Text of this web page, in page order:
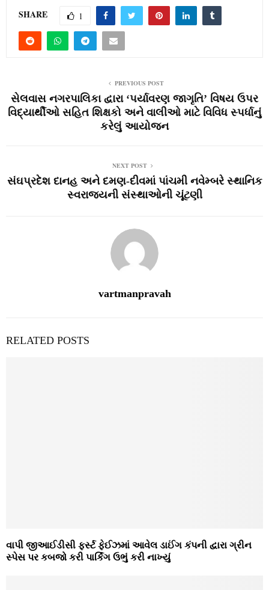
SHARE 1
PREVIOUS POST
સેલવાસ નગરપાલિકા દ્વારા ‘પર્યાવરણ જાગૃતિ’ વિષય ઉપર
વિદ્યાર્થીઓ સહિત શિક્ષકો અને વાલીઓ માટે વિવિધ સ્‍પર્ધાનું
કરેલું આયોજન
NEXT POST
સંઘપ્રદેશ દાનહ અને દમણ-દીવમાં પાંચમી નવેમ્‍બરે સ્‍થાનિક
સ્‍વરાજ્‍યની સંસ્‍થાઓની ચૂંટણી
vartmanpravah
RELATED POSTS
વાપી જીઆઈડીસી ફર્સ્‍ટ ફેઈઝમાં આવેલ ડાઈંગ કંપની દ્વારા ગ્રીન
સ્‍પેસ પર કબજો કરી પાર્કિંગ ઉભું કરી નાખ્‍યું